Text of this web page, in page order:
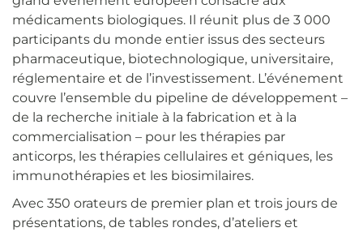
médicaments biologiques. Il réunit plus de 3 000
participants du monde entier issus des secteurs
pharmaceutique, biotechnologique, universitaire,
réglementaire et de l’investissement. L’événement
couvre l’ensemble du pipeline de développement –
de la recherche initiale à la fabrication et à la
commercialisation – pour les thérapies par
anticorps, les thérapies cellulaires et géniques, les
immunothérapies et les biosimilaires.
Avec 350 orateurs de premier plan et trois jours de
présentations, de tables rondes, d’ateliers et